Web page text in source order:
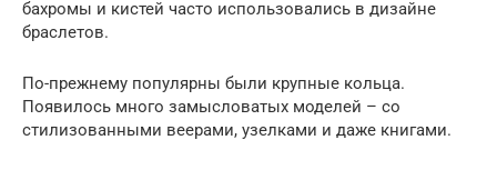
бахромы и кистей часто использовались в дизайне
браслетов.
По-прежнему популярны были крупные кольца.
Появилось много замысловатых моделей – со
стилизованными веерами, узелками и даже книгами.